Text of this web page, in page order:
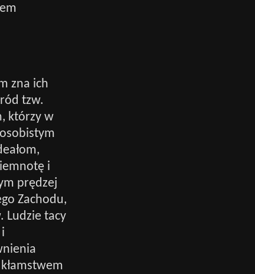
zna ich
tzw.
którzy w
i
prędzej
Zachodu,
Ludzie tacy